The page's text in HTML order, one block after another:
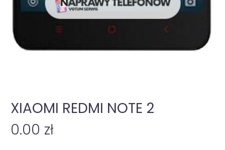
XIAOMI REDMI NOTE 2
0.00 zł